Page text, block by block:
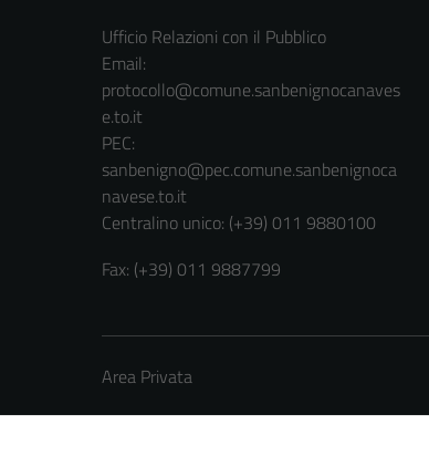
Ufficio Relazioni con il Pubblico
Email:
protocollo@comune.sanbenignocanaves
e.to.it
PEC:
sanbenigno@pec.comune.sanbenignoca
navese.to.it
Centralino unico: (+39) 011 9880100
Fax: (+39) 011 9887799
Area Privata